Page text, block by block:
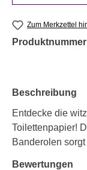
Zum Merkzettel
Beschreibung
Entdecke die
Toilettenpapier!
Banderolen
Bewertungen